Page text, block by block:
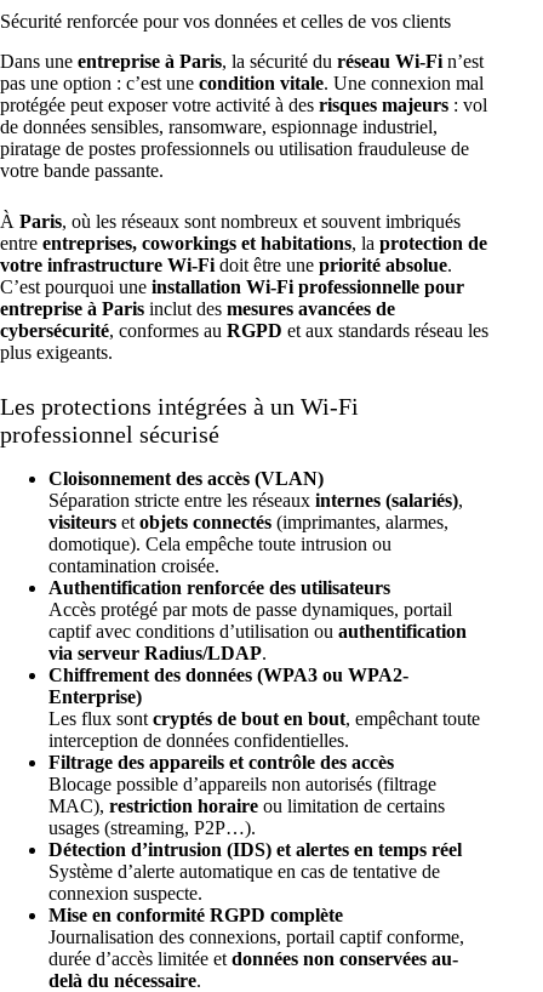
Sécurité renforcée pour vos données et celles de vos clients
Dans une entreprise à Paris, la sécurité du réseau Wi-Fi n’est
pas une option : c’est une condition vitale. Une connexion mal
protégée peut exposer votre activité à des risques majeurs : vol
de données sensibles, ransomware, espionnage industriel,
piratage de postes professionnels ou utilisation frauduleuse de
votre bande passante.
À Paris, où les réseaux sont nombreux et souvent imbriqués
entre entreprises, coworkings et habitations, la protection de
votre infrastructure Wi-Fi doit être une priorité absolue.
C’est pourquoi une installation Wi-Fi professionnelle pour
entreprise à Paris inclut des mesures avancées de
cybersécurité, conformes au RGPD et aux standards réseau les
plus exigeants.
Les protections intégrées à un Wi-Fi
professionnel sécurisé
Cloisonnement des accès (VLAN)
Séparation stricte entre les réseaux internes (salariés),
visiteurs et objets connectés (imprimantes, alarmes,
domotique). Cela empêche toute intrusion ou
contamination croisée.
Authentification renforcée des utilisateurs
Accès protégé par mots de passe dynamiques, portail
captif avec conditions d’utilisation ou authentification
via serveur Radius/LDAP.
Chiffrement des données (WPA3 ou WPA2-
Enterprise)
Les flux sont cryptés de bout en bout, empêchant toute
interception de données confidentielles.
Filtrage des appareils et contrôle des accès
Blocage possible d’appareils non autorisés (filtrage
MAC), restriction horaire ou limitation de certains
usages (streaming, P2P…).
Détection d’intrusion (IDS) et alertes en temps réel
Système d’alerte automatique en cas de tentative de
connexion suspecte.
Mise en conformité RGPD complète
Journalisation des connexions, portail captif conforme,
durée d’accès limitée et données non conservées au-
delà du nécessaire.